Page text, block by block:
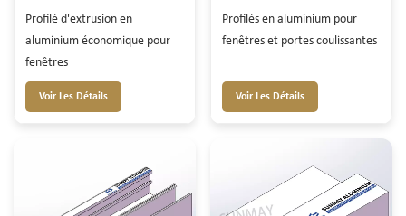
Profilé d'extrusion en
aluminium économique pour
fenêtres
Voir Les Détails
Profilés en aluminium pour
fenêtres et portes coulissantes
Voir Les Détails